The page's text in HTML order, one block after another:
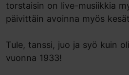
torstaisin on live-musiikkia
päivittäin avoinna myös
Tule, tanssi, juo ja syö kuin
vuonna 1933!